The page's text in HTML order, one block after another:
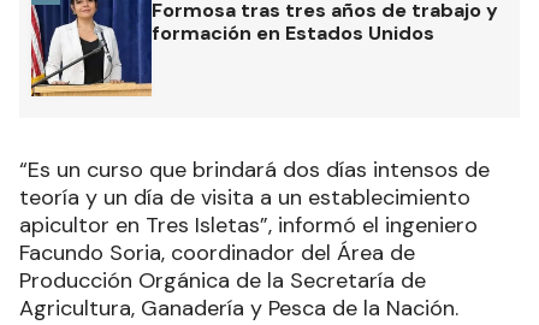
Formosa tras tres años de trabajo y
formación en Estados Unidos
“Es un curso que brindará dos días intensos de
teoría y un día de visita a un establecimiento
apicultor en Tres Isletas”, informó el ingeniero
Facundo Soria, coordinador del Área de
Producción Orgánica de la Secretaría de
Agricultura, Ganadería y Pesca de la Nación.